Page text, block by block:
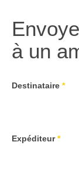
à un
Destinataire *
Expéditeur*